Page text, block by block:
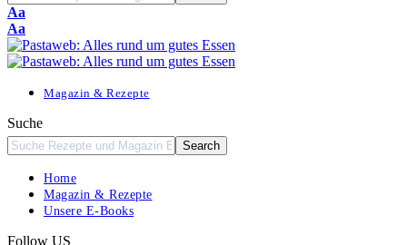
Font
Resizer
Aa
Font
Resizer
Aa
Magazin & Rezepte
Suche
Home
Magazin & Rezepte
Unsere E-Books
Follow US